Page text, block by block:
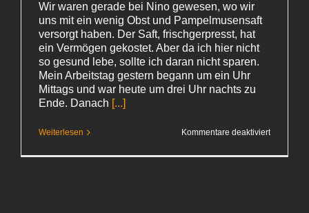
Wir waren gerade bei Nino gewesen, wo wir
uns mit ein wenig Obst und Pampelmusensaft
versorgt haben. Der Saft, frischgerpresst, hat
ein Vermögen gekostet. Aber da ich hier nicht
so gesund lebe, sollte ich daran nicht sparen.
Mein Arbeitstag gestern begann um ein Uhr
Mittags und war heute um drei Uhr nachts zu
Ende. Danach [...]
Weiterlesen Kommentare deaktiviertfür